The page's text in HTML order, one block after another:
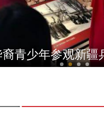
坠渠孕妇被困，
新疆 沉浸式体验